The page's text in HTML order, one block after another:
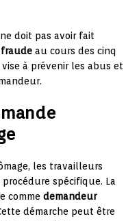
doit pas avoir fait
au cours des cinq
à prévenir les abus et
les travailleurs
spécifique. La
comme demandeur
démarche peut être